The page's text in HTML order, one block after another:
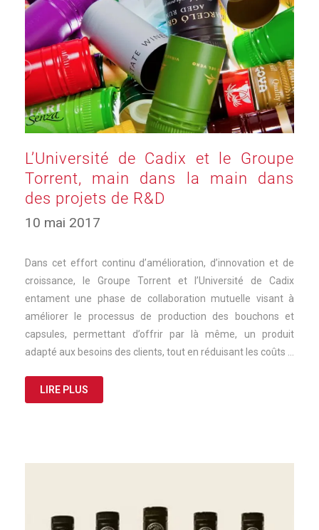
L’Université de Cadix et le Groupe
Torrent, main dans la main dans
des projets de R&D
10 mai 2017
Dans cet effort continu d’amélioration, d’innovation et de
croissance, le Groupe Torrent et l’Université de Cadix
entament une phase de collaboration mutuelle visant à
améliorer le processus de production des bouchons et
capsules, permettant d’offrir par là même, un produit
adapté aux besoins des clients, tout en réduisant les coûts …
LIRE PLUS